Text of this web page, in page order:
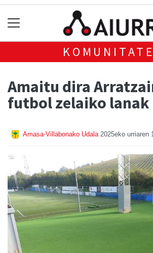
Amaitu dira
futbol zelaiko lanak
Amasa-Villabonako Udala 2025eko urriaren